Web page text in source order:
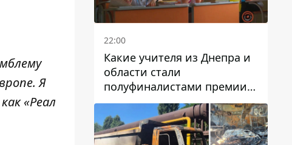
Я
«Реал
22:00
Какие учителя из Днепра и
области стали
полуфиналистами премии
Global Teacher Prize Ukraine
2026